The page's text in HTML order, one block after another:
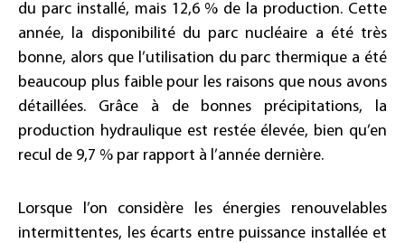
du parc installé, mais 12,6 % de la production. Cette
année, la disponibilité du parc nucléaire a été très
bonne, alors que l’utilisation du parc thermique a été
beaucoup plus faible pour les raisons que nous avons
détaillées. Grâce à de bonnes précipitations, la
production hydraulique est restée élevée, bien qu’en
recul de 9,7 % par rapport à l’année dernière.
Lorsque l’on considère les énergies renouvelables
intermittentes, les écarts entre puissance installée et